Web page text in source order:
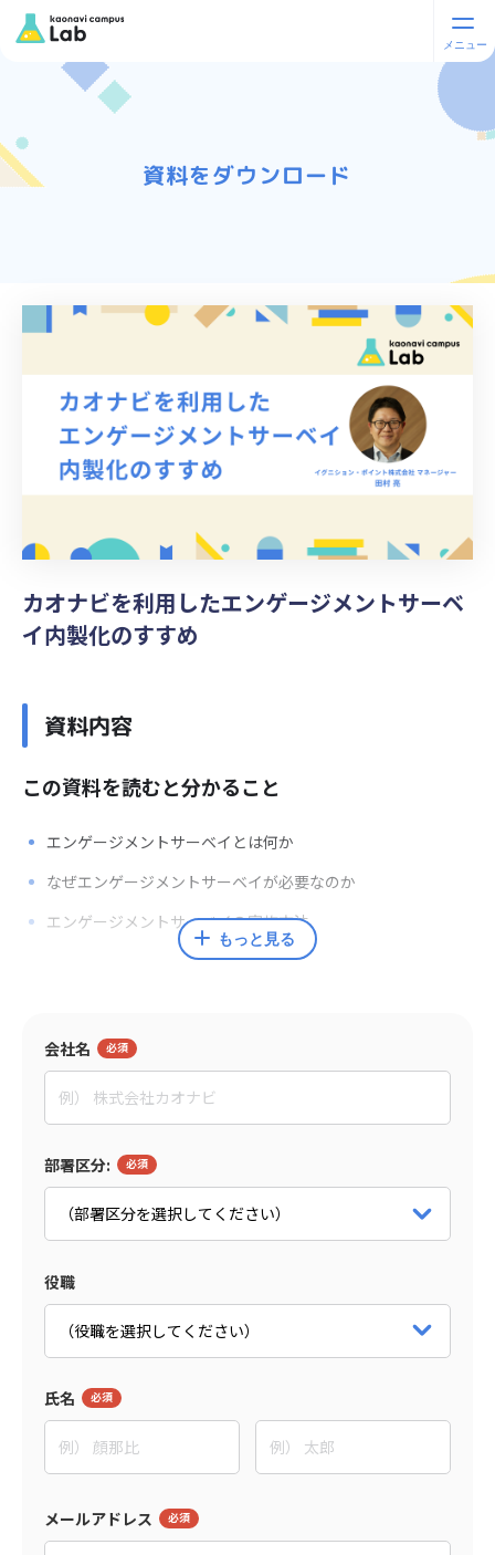
資料をダウンロード
カオナビを利用したエンゲージメントサーベ
イ内製化のすすめ
資料内容
この資料を読むと分かること
エンゲージメントサーベイとは何か
なぜエンゲージメントサーベイが必要なのか
エンゲージメントサーベイの実施方法
田村 亮
イグニション・ポイント株式会社
もっと見る
会社名
部署区分:
役職
氏名
メールアドレス